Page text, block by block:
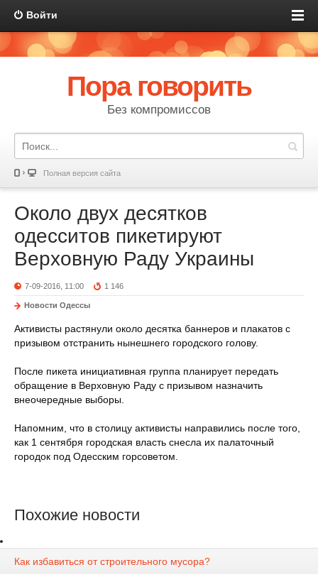
Войти
Пора говорить
Без компромиссов
Полная версия сайта
Около двух десятков
одесситов пикетируют
Верховную Раду Украины
7-09-2016, 11:00 1 146
Новости Одессы
Активисты растянули около десятка баннеров и плакатов с
призывом отстранить нынешнего городского голову.
После пикета инициативная группа планирует передать
обращение в Верховную Раду с призывом назначить
внеочередные выборы.
Напомним, что в столицу активисты направились после того,
как 1 сентября городская власть снесла их палаточный
городок под Одесским горсоветом.
Похожие новости
Как избавиться от строительного мусора?